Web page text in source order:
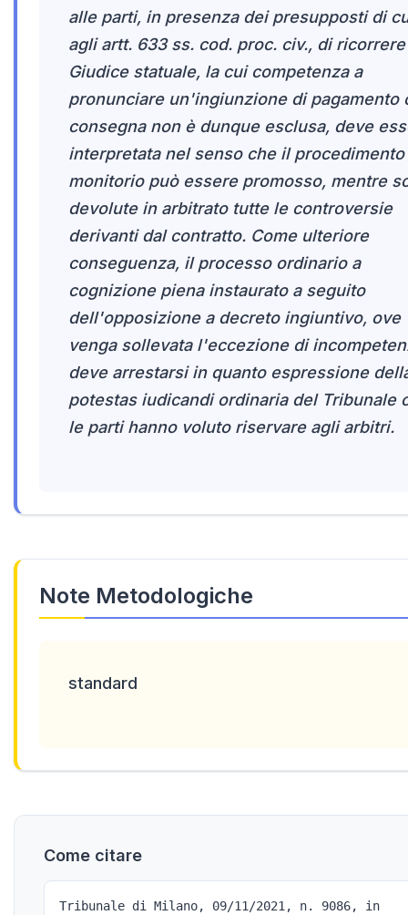
alle parti, in presenza dei presupposti di
agli artt. 633 ss. cod. proc. civ., di
Giudice statuale, la cui competenza a
pronunciare un'ingiunzione di pagamento
consegna non è dunque esclusa, deve
interpretata nel senso che il procedimento
monitorio può essere promosso, mentre
devolute in arbitrato tutte le controversie
derivanti dal contratto. Come ulteriore
conseguenza, il processo ordinario a
cognizione piena instaurato a seguito
dell'opposizione a decreto ingiuntivo, ove
venga sollevata l'eccezione di
deve arrestarsi in quanto espressione
potestas iudicandi ordinaria del Tribunale
le parti hanno voluto riservare agli arbitri.
Note Metodologiche
standard
Come citare
Tribunale di Milano, 09/11/2021, n. 9086, in